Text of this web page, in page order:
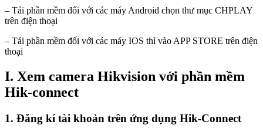
– Tải phần mềm đối với các máy Android chọn thư mục CHPLAY
trên điện thoại
– Tải phần mềm đối với các máy IOS thì vào APP STORE trên điện
thoại
I. Xem camera Hikvision với phần mềm
Hik-connect
1. Đăng kí tài khoản trên ứng dụng Hik-Connect